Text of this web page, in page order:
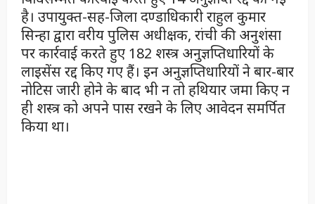
है। उपायुक्त-सह-जिला दण्डाधिकारी राहुल कुमार
सिन्हा द्वारा वरीय पुलिस अधीक्षक, रांची की अनुशंसा
पर कार्रवाई करते हुए 182 शस्त्र अनुज्ञप्तिधारियों के
लाइसेंस रद्द किए गए हैं। इन अनुज्ञप्तिधारियों ने बार-बार
नोटिस जारी होने के बाद भी न तो हथियार जमा किए न
ही शस्त्र को अपने पास रखने के लिए आवेदन समर्पित
किया था।